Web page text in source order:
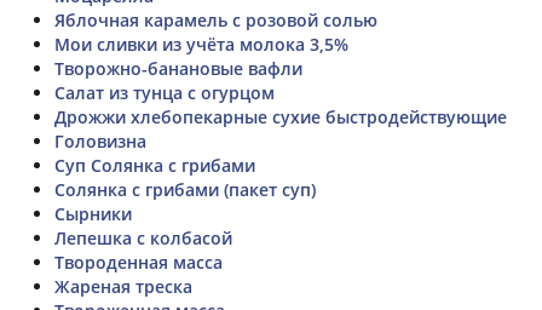
Яблочная карамель с розовой солью
Мои сливки из учёта молока 3,5%
Творожно-банановые вафли
Салат из тунца с огурцом
Дрожжи хлебопекарные сухие быстродействующие
Головизна
Суп Солянка с грибами
Солянка с грибами (пакет суп)
Сырники
Лепешка с колбасой
Твороденная масса
Жареная треска